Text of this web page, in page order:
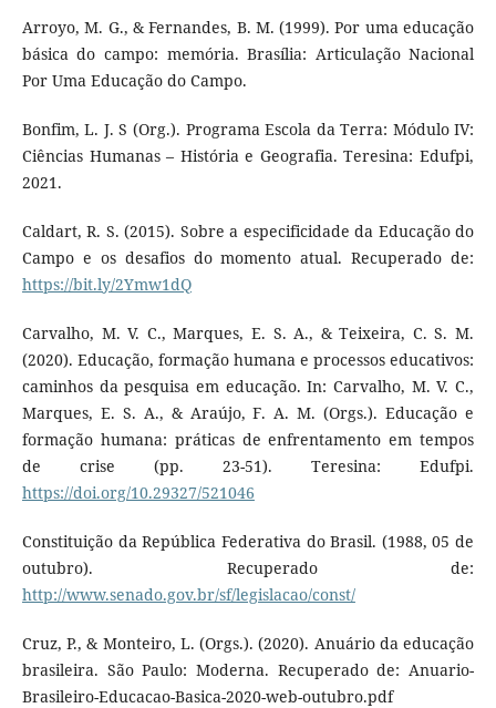
Arroyo, M. G., & Fernandes, B. M. (1999). Por uma educação
básica do campo: memória. Brasília: Articulação Nacional
Por Uma Educação do Campo.
Bonfim, L. J. S (Org.). Programa Escola da Terra: Módulo IV:
Ciências Humanas – História e Geografia. Teresina: Edufpi,
2021.
Caldart, R. S. (2015). Sobre a especificidade da Educação do
Campo e os desafios do momento atual. Recuperado de:
https://bit.ly/2Ymw1dQ
Carvalho, M. V. C., Marques, E. S. A., & Teixeira, C. S. M.
(2020). Educação, formação humana e processos educativos:
caminhos da pesquisa em educação. In: Carvalho, M. V. C.,
Marques, E. S. A., & Araújo, F. A. M. (Orgs.). Educação e
formação humana: práticas de enfrentamento em tempos
de crise (pp. 23-51). Teresina: Edufpi.
https://doi.org/10.29327/521046
Constituição da República Federativa do Brasil. (1988, 05 de
outubro). Recuperado de:
http://www.senado.gov.br/sf/legislacao/const/
Cruz, P., & Monteiro, L. (Orgs.). (2020). Anuário da educação
brasileira. São Paulo: Moderna. Recuperado de: Anuario-
Brasileiro-Educacao-Basica-2020-web-outubro.pdf